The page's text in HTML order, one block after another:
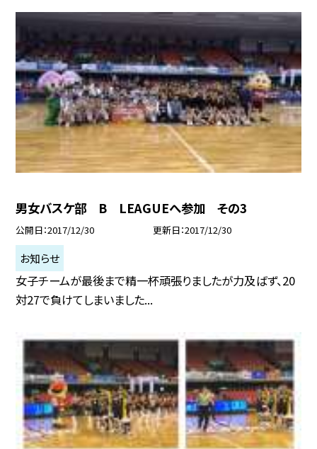
男女バスケ部 B LEAGUEへ参加 その3
公開日 2017/12/30 更新日 2017/12/30
お知らせ
女子チームが最後まで精一杯頑張りましたが力及ばず、20
対27で負けてしまいました...